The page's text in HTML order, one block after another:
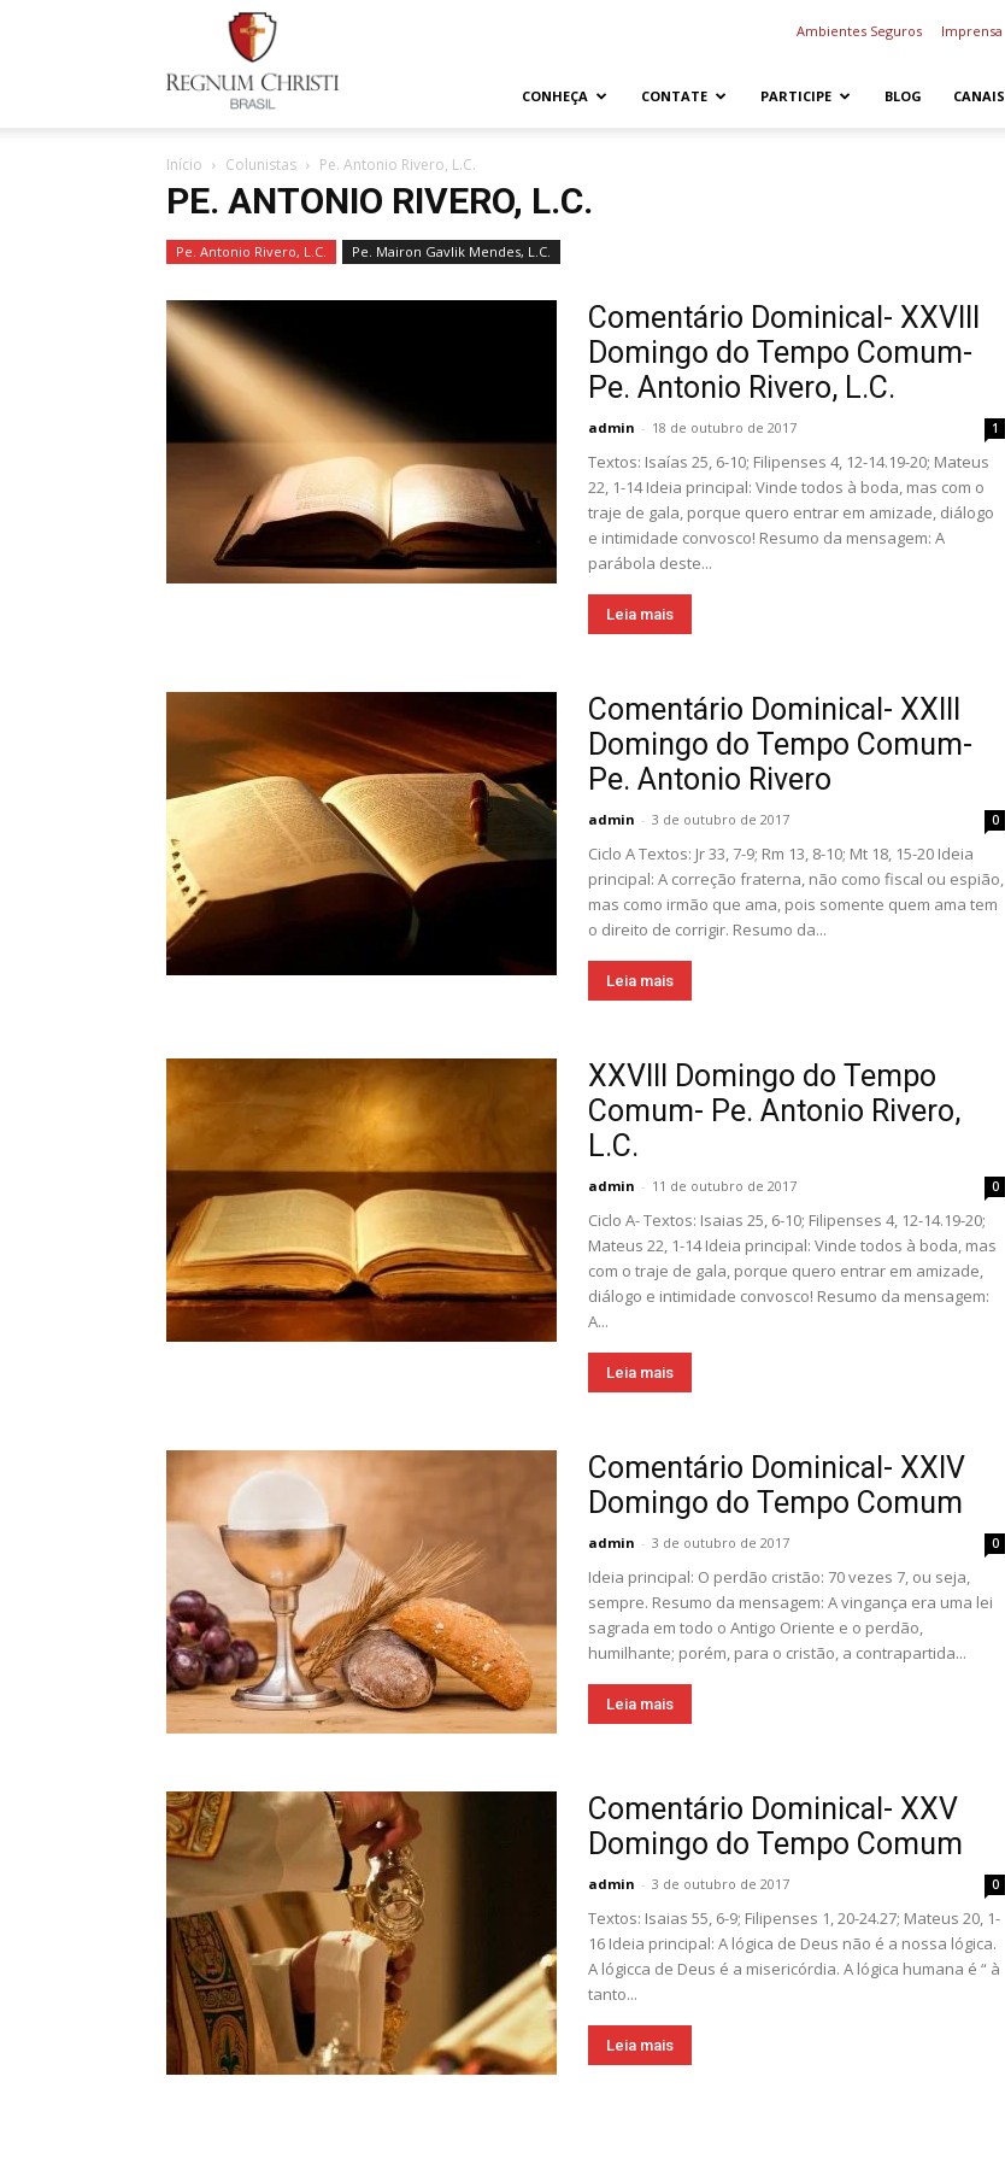
Regnum
Ambientes Seguros Imprensa
CONHEÇA CONTATE PARTICIPE BLOG CANAIS
Início Colunistas Pe. Antonio Rivero, L.C.
PE. ANTONIO RIVERO, L.C.
Pe. Antonio Rivero, L.C. Pe. Mairon Gavlik Mendes, L.C.
Comentário Dominical- XXVIII
Domingo do Tempo Comum-
Pe. Antonio Rivero, L.C.
admin - 18 de outubro de 2017 1
Textos: Isaías 25, 6-10; Filipenses 4, 12-14.19-20; Mateus
22, 1-14 Ideia principal: Vinde todos à boda, mas com o
traje de gala, porque quero entrar em amizade, diálogo
e intimidade convosco! Resumo da mensagem: A
parábola deste...
Leia mais
Comentário Dominical- XXIII
Domingo do Tempo Comum-
Pe. Antonio Rivero
admin - 3 de outubro de 2017 0
Ciclo A Textos: Jr 33, 7-9; Rm 13, 8-10; Mt 18, 15-20 Ideia
principal: A correção fraterna, não como fiscal ou espião,
mas como irmão que ama, pois somente quem ama tem
o direito de corrigir. Resumo da...
Leia mais
XXVIII Domingo do Tempo
Comum- Pe. Antonio Rivero,
L.C.
admin - 11 de outubro de 2017 0
Ciclo A- Textos: Isaias 25, 6-10; Filipenses 4, 12-14.19-20;
Mateus 22, 1-14 Ideia principal: Vinde todos à boda, mas
com o traje de gala, porque quero entrar em amizade,
diálogo e intimidade convosco! Resumo da mensagem:
A...
Leia mais
Comentário Dominical- XXIV
Domingo do Tempo Comum
admin - 3 de outubro de 2017 0
Ideia principal: O perdão cristão: 70 vezes 7, ou seja,
sempre. Resumo da mensagem: A vingança era uma lei
sagrada em todo o Antigo Oriente e o perdão,
humilhante; porém, para o cristão, a contrapartida...
Leia mais
Comentário Dominical- XXV
Domingo do Tempo Comum
admin - 3 de outubro de 2017 0
Textos: Isaias 55, 6-9; Filipenses 1, 20-24.27; Mateus 20, 1-
16 Ideia principal: A lógica de Deus não é a nossa lógica.
A lógicca de Deus é a misericórdia. A lógica humana é “ à
tanto...
Leia mais